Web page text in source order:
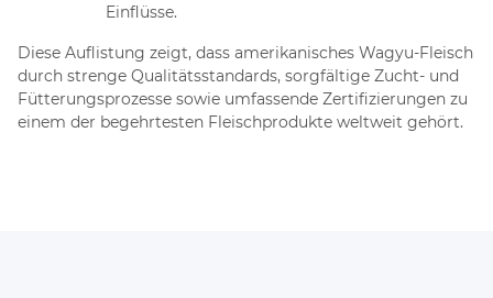
Einflüsse.
Diese Auflistung zeigt, dass amerikanisches Wagyu-Fleisch
durch strenge Qualitätsstandards, sorgfältige Zucht- und
Fütterungsprozesse sowie umfassende Zertifizierungen zu
einem der begehrtesten Fleischprodukte weltweit gehört.